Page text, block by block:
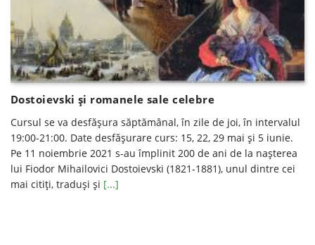
Dostoievski şi romanele sale celebre
Cursul se va desfăşura săptămânal, în zile de joi, în intervalul
19:00-21:00. Date desfăşurare curs: 15, 22, 29 mai şi 5 iunie.
Pe 11 noiembrie 2021 s-au împlinit 200 de ani de la nașterea
lui Fiodor Mihailovici Dostoievski (1821-1881), unul dintre cei
mai citiți, traduși și [...]